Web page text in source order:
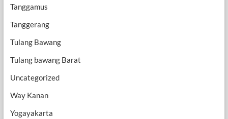
Tanggamus
Tanggerang
Tulang Bawang
Tulang bawang Barat
Uncategorized
Way Kanan
Yogayakarta